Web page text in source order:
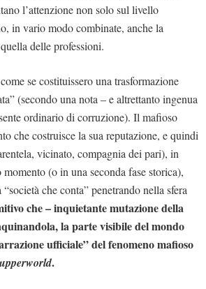
l’attenzione non solo sul livello
in vario modo combinate, anche la
delle professioni.
se costituissero una trasformazione
(secondo una nota – e altrettanto ingenua
ordinario di corruzione). Il mafioso
che costruisce la sua reputazione, e quindi
vicinato, compagnia dei pari), in
(o in una seconda fase storica),
che conta” penetrando nella sfera
che – inquietante mutazione della
la parte visibile del mondo
ufficiale” del fenomeno mafioso
upperworld.